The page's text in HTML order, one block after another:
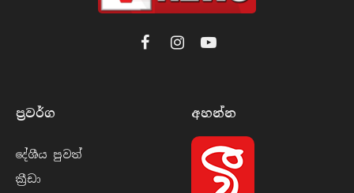
FacebookInstagramYouTube
ප්‍රවර්​ග
දේශීය පුව​ත්
ක්‍රී​ඩා
අහන්​න